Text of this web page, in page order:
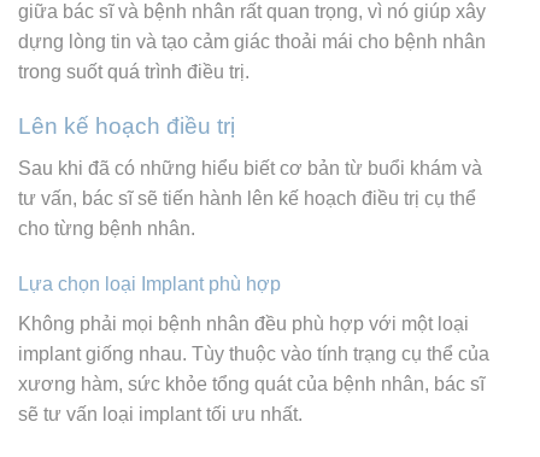
giữa bác sĩ và bệnh nhân rất quan trọng, vì nó giúp xây
dựng lòng tin và tạo cảm giác thoải mái cho bệnh nhân
trong suốt quá trình điều trị.
Lên kế hoạch điều trị
Sau khi đã có những hiểu biết cơ bản từ buổi khám và
tư vấn, bác sĩ sẽ tiến hành lên kế hoạch điều trị cụ thể
cho từng bệnh nhân.
Lựa chọn loại Implant phù hợp
Không phải mọi bệnh nhân đều phù hợp với một loại
implant giống nhau. Tùy thuộc vào tính trạng cụ thể của
xương hàm, sức khỏe tổng quát của bệnh nhân, bác sĩ
sẽ tư vấn loại implant tối ưu nhất.